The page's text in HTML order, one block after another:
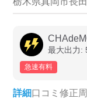
充電器の種類
急速充電器の
高速道路上の
最大出力:
急速有料
詳細口コミ 修正